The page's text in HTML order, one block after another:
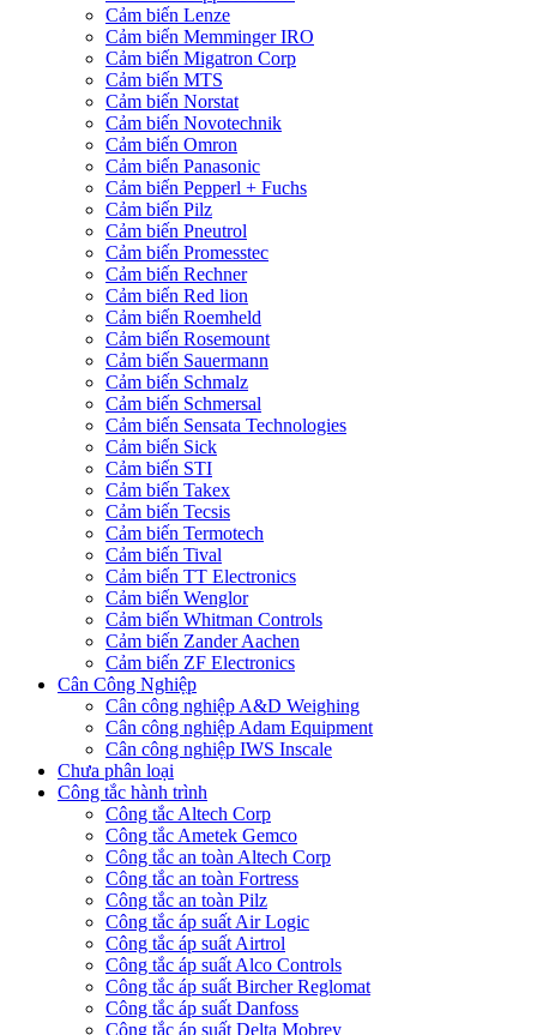
Cảm biến Lenze
Cảm biến Memminger IRO
Cảm biến Migatron Corp
Cảm biến MTS
Cảm biến Norstat
Cảm biến Novotechnik
Cảm biến Omron
Cảm biến Panasonic
Cảm biến Pepperl + Fuchs
Cảm biến Pilz
Cảm biến Pneutrol
Cảm biến Promesstec
Cảm biến Rechner
Cảm biến Red lion
Cảm biến Roemheld
Cảm biến Rosemount
Cảm biến Sauermann
Cảm biến Schmalz
Cảm biến Schmersal
Cảm biến Sensata Technologies
Cảm biến Sick
Cảm biến STI
Cảm biến Takex
Cảm biến Tecsis
Cảm biến Termotech
Cảm biến Tival
Cảm biến TT Electronics
Cảm biến Wenglor
Cảm biến Whitman Controls
Cảm biến Zander Aachen
Cảm biến ZF Electronics
Cân Công Nghiệp
Cân công nghiệp A&D Weighing
Cân công nghiệp Adam Equipment
Cân công nghiệp IWS Inscale
Chưa phân loại
Công tắc hành trình
Công tắc Altech Corp
Công tắc Ametek Gemco
Công tắc an toàn Altech Corp
Công tắc an toàn Fortress
Công tắc an toàn Pilz
Công tắc áp suất Air Logic
Công tắc áp suất Airtrol
Công tắc áp suất Alco Controls
Công tắc áp suất Bircher Reglomat
Công tắc áp suất Danfoss
Công tắc áp suất Delta Mobrey